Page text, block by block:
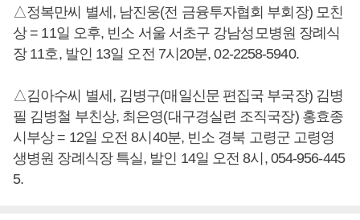
△정복만씨 별세, 남진웅(전 금융투자협회 부회장) 모친
상 = 11일 오후, 빈소 서울 서초구 강남성모병원 장례식
장 11호, 발인 13일 오전 7시20분, 02-2258-5940.
△김아수씨 별세, 김병구(매일신문 편집국 부국장) 김병
필 김병철 부친상, 최은영(대구경실련 조직국장) 홍효종
시부상 = 12일 오전 8시40분, 빈소 경북 고령군 고령영
생병원 장례식장 특실, 발인 14일 오전 8시, 054-956-445
5.